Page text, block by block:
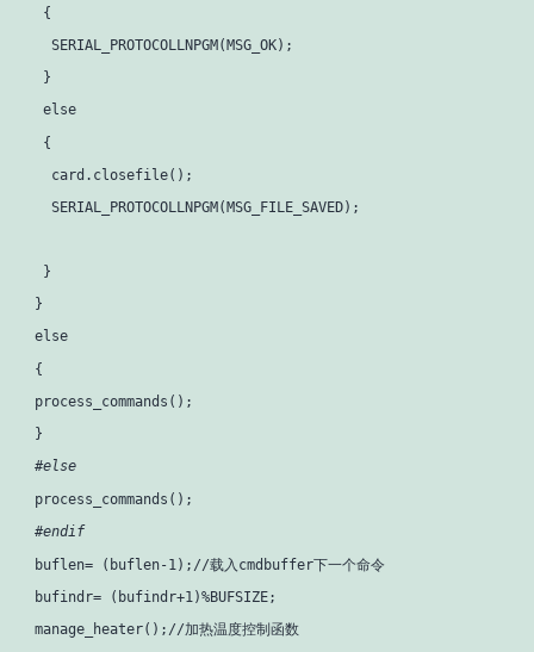
{
SERIAL_PROTOCOLLNPGM(MSG_OK);
}
else
{
card.closefile();
SERIAL_PROTOCOLLNPGM(MSG_FILE_SAVED);
}
}
else
{
process_commands();
}
#else
process_commands();
#endif
buflen= (buflen-1);//载入cmdbuffer下一个命令
bufindr= (bufindr+1)%BUFSIZE;
manage_heater();//加热温度控制函数